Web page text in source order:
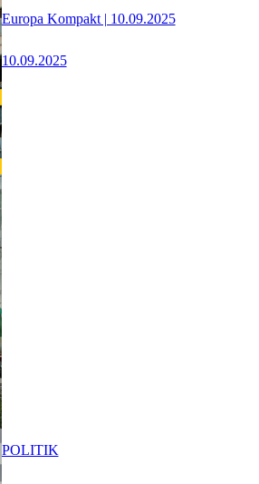
Europa Kompakt | 10.09.2025
10.09.2025
POLITIK